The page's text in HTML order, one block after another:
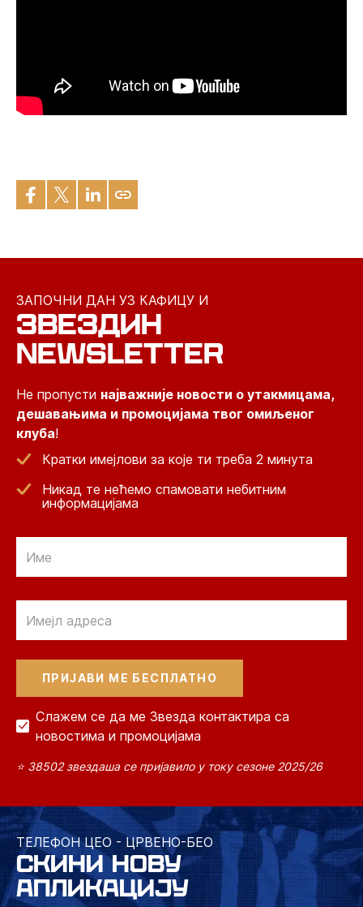
ЗАПОЧНИ ДАН УЗ КАФИЦУ И
ЗВЕЗДИН
NEWSLETTER
Не пропусти најважније новости о утакмицама,
дешавањима и промоцијама твог омиљеног
клуба!
Кратки имејлови за које ти треба 2 минута
Никад те нећемо спамовати небитним
информацијама
Слажем се да ме Звезда контактира са
новостима и промоцијама
⭐ 38502 звездаша се пријавило у току сезоне 2025/26
ТЕЛЕФОН ЦЕО - ЦРВЕНО-БЕО
СКИНИ НОВУ
АПЛИКАЦИЈУ